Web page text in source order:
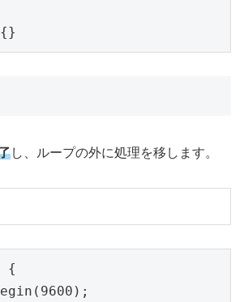
し、ループの外に処理を移します。
{